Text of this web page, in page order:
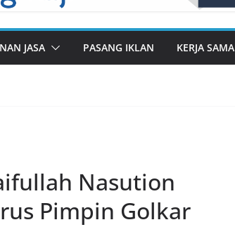
JASA PASANG IKLAN KERJA SAMA
Nasution
Pimpin Golkar